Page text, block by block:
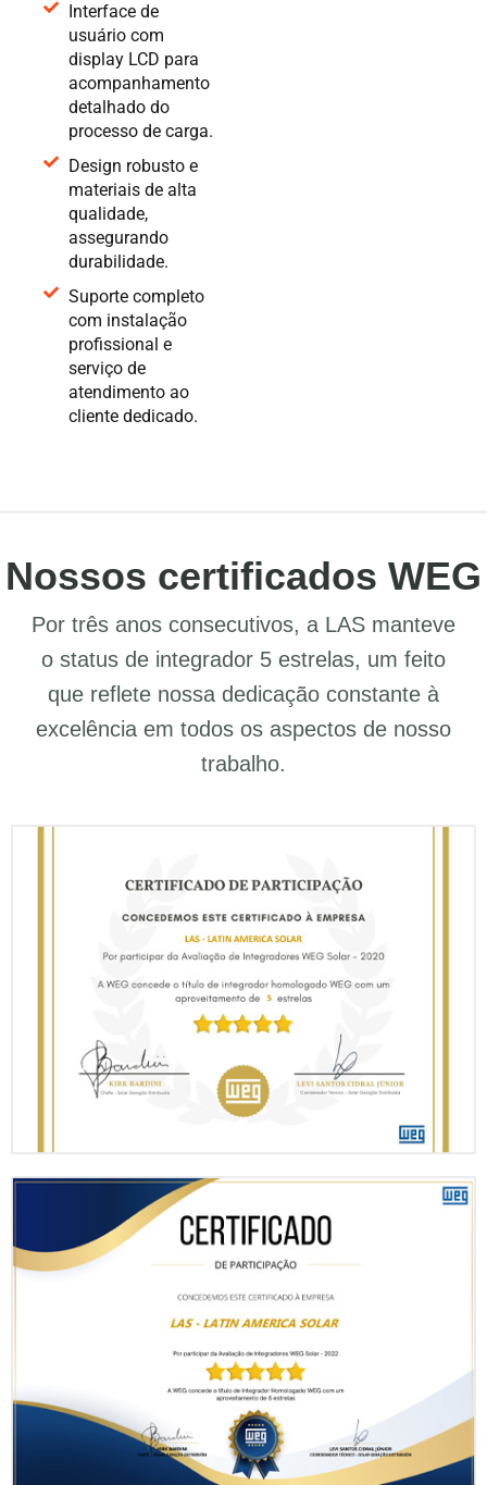
Interface de
usuário com
display LCD para
acompanhamento
detalhado do
processo de carga.
Design robusto e
materiais de alta
qualidade,
assegurando
durabilidade.
Suporte completo
com instalação
profissional e
serviço de
atendimento ao
cliente dedicado.
Nossos certificados WEG
Por três anos consecutivos, a LAS manteve
o status de integrador 5 estrelas, um feito
que reflete nossa dedicação constante à
excelência em todos os aspectos de nosso
trabalho.